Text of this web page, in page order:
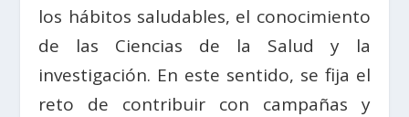
los hábitos saludables, el conocimiento
de las Ciencias de la Salud y la
investigación. En este sentido, se fija el
reto de contribuir con campañas y